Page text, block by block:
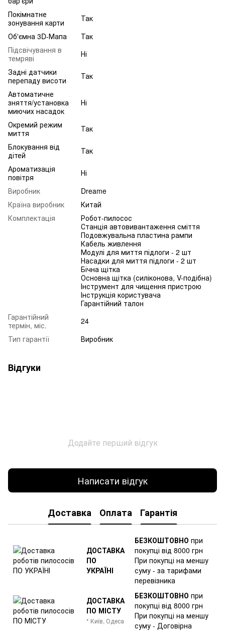
Покімнатне
зонування карти
Так
Об'ємна 3D-Мапа
Так
Підсвічування в
темряві
Ні
Задні датчики
перепаду висоти
Так
Автоматичне
зняття/установка
миючих насадок
Ні
Окремий режим
миття
Так
Блокування від
дітей
Так
Ароматизація
повітря
Ні
Виробник
Dreame
Країна виробник
Китай
Комплектація
Робот-пилосос
Станція автовивантаження сміття
Подовжувальна пластина рампи
Кабель живлення
Модулі для миття підлоги - 2 шт
Насадки для миття підлоги - 2 шт
Бічна щітка
Основна щітка (силіконова, V-подібна)
Інструмент для чищення пристрою
Інструкція користувача
Гарантійний талон
Гарантійний
термін, міс.
24
Тип гарантії
Виробник
Відгуки
Додайте перший відгук
Написати відгук
Доставка Оплата Гарантія
ДОСТАВКА
ПО
УКРАЇНІ
БЕЗКОШТОВНО при
покупці від 8000 грн
При покупці на меншу
суму - за тарифами
перевізника
ДОСТАВКА
ПО МІСТУ
* Київ, Одеса
БЕЗКОШТОВНО при
покупці від 8000 грн
При покупці на меншу
суму - Договірна